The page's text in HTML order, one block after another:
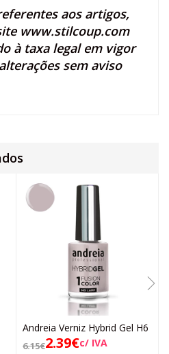
aos artigos,
www.stilcoup.com
à taxa legal em vigor
sem aviso
Andreia Verniz Hybrid Gel H6
6.15€2.39€c/ IVA